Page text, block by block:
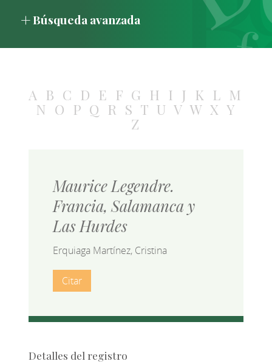
Búsqueda avanzada
A B C D E F G H I J K L M
N O P Q R S T U V W X Y
Z
Maurice Legendre.
Francia, Salamanca y
Las Hurdes
Erquiaga Martínez, Cristina
Citar
Detalles del registro